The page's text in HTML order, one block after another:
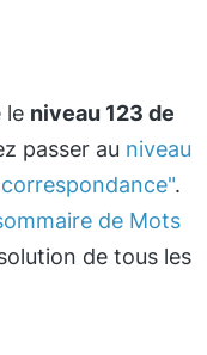
le niveau 123 de
passer au niveau
.
de Mots
de tous les